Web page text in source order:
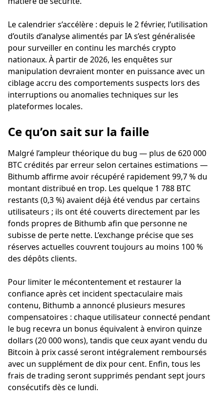
Le calendrier s’accélère : depuis le 2 février, l’utilisation
d’outils d’analyse alimentés par IA s’est généralisée
pour surveiller en continu les marchés crypto
nationaux. À partir de 2026, les enquêtes sur
manipulation devraient monter en puissance avec un
ciblage accru des comportements suspects lors des
interruptions ou anomalies techniques sur les
plateformes locales.
Ce qu’on sait sur la faille
Malgré l’ampleur théorique du bug — plus de 620 000
BTC crédités par erreur selon certaines estimations —
Bithumb affirme avoir récupéré rapidement 99,7 % du
montant distribué en trop. Les quelque 1 788 BTC
restants (0,3 %) avaient déjà été vendus par certains
utilisateurs ; ils ont été couverts directement par les
fonds propres de Bithumb afin que personne ne
subisse de perte nette. L’exchange précise que ses
réserves actuelles couvrent toujours au moins 100 %
des dépôts clients.
Pour limiter le mécontentement et restaurer la
confiance après cet incident spectaculaire mais
contenu, Bithumb a annoncé plusieurs mesures
compensatoires : chaque utilisateur connecté pendant
le bug recevra un bonus équivalent à environ quinze
dollars (20 000 wons), tandis que ceux ayant vendu du
Bitcoin à prix cassé seront intégralement remboursés
avec un supplément de dix pour cent. Enfin, tous les
frais de trading seront supprimés pendant sept jours
consécutifs dès ce lundi.